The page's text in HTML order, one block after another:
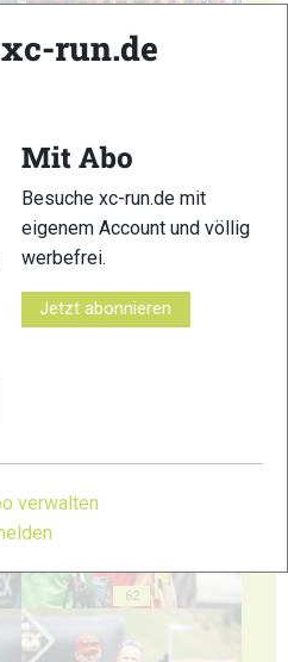
62
run.de
Mit Abo
Besuche xc-run.de mit
eigenem Account und völlig
werbefrei.
Jetzt abonnieren
verwalten